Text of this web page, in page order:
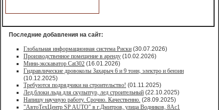
Последние добавления на сайт:
Глобальная информационная система Риски (30.07.2026)
Производственное помещение в аренду (10.02.2026)
Мини-экскаватор Cat302 (16.01.2026)
Гидравлические дровоколы Захарыч 6 и 9 тонн, электро и бензин
(10.12.2025)
Требуются подрядчики на строительство! (01.11.2025)
Лед,блоки льда для скульптур, лед строительный (22.10.2025)
Напишу научную работу. Срочно. Качественно. (28.09.2025)
"АвтоТехЦентр SP AUTO" в г.Дмитров, улица Водников, 8Ас1